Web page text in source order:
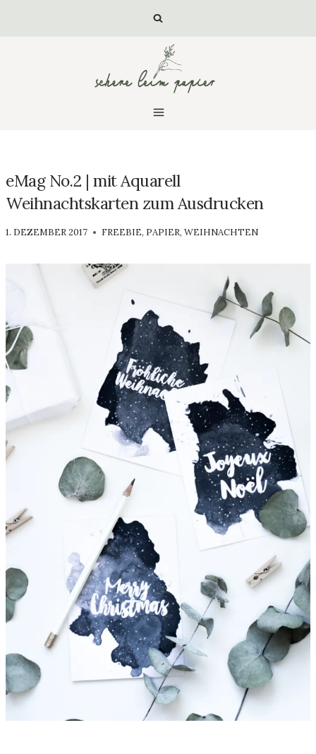
eMag No.2 | mit Aquarell
Weihnachtskarten zum Ausdrucken
VON
1. DEZEMBER 2017 FREEBIE, PAPIER, WEIHNACHTEN